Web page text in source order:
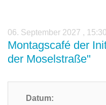
06. September 2027 ,
Montagscafé der
der Moselstraße"
Datum: